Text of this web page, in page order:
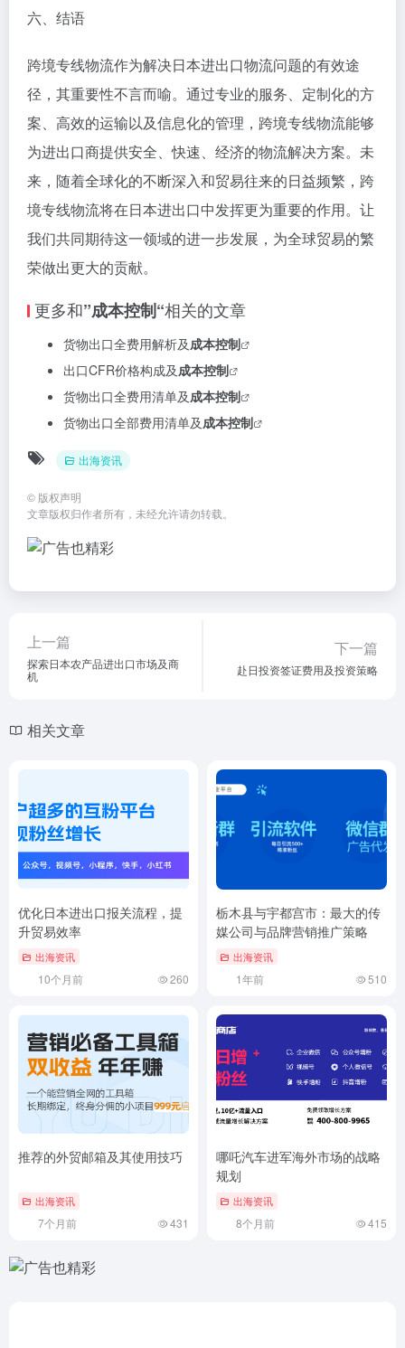
六、结语
跨境专线物流作为解决日本进出口物流问题的有效途
径，其重要性不言而喻。通过专业的服务、定制化的方
案、高效的运输以及信息化的管理，跨境专线物流能够
为进出口商提供安全、快速、经济的物流解决方案。未
来，随着全球化的不断深入和贸易往来的日益频繁，跨
境专线物流将在日本进出口中发挥更为重要的作用。让
我们共同期待这一领域的进一步发展，为全球贸易的繁
荣做出更大的贡献。
更多和”成本控制“相关的文章
货物出口全费用解析及成本控制
出口CFR价格构成及成本控制
货物出口全费用清单及成本控制
货物出口全部费用清单及成本控制
出海资讯
© 版权声明
文章版权归作者所有，未经允许请勿转载。
上一篇
探索日本农产品进出口市场及商
机
下一篇
赴日投资签证费用及投资策略
相关文章
优化日本进出口报关流程，提
升贸易效率
出海资讯
10个月前 260
栃木县与宇都宫市：最大的传
媒公司与品牌营销推广策略
出海资讯
1年前 510
推荐的外贸邮箱及其使用技巧
出海资讯
7个月前 431
哪吒汽车进军海外市场的战略
规划
出海资讯
8个月前 415